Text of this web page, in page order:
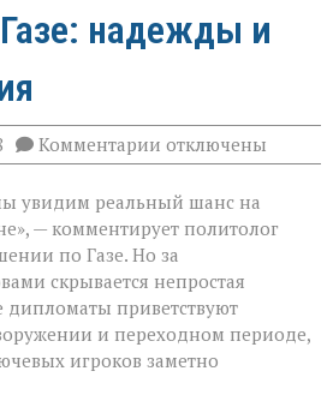
надежды и
Комментарии к
записи
за
мир
Газе:
надежды
и
противоречия
отключены
увидим реальный шанс на
— комментирует политолог
по Газе. Но за
скрывается непростая
дипломаты приветствуют
и переходном периоде,
игроков заметно